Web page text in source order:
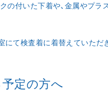
の付いた下着や、金属やプラ
て検査着に着替えていただ
定の方へ